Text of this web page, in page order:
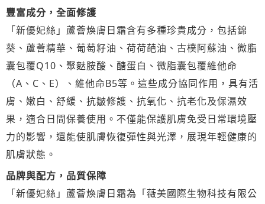
豐富成分，全面修護
「新優妃絲」蘆薈煥膚日霜含有多種珍貴成分，包括錦
葵、蘆薈精華、葡萄籽油、荷荷葩油、古樸阿蘇油、微脂
囊包覆Q10、聚麩胺酸、醣蛋白、微脂囊包覆維他命
（A、C、E）、維他命B5等。這些成分協同作用，具有活
膚、嫩白、舒緩、抗皺修護、抗氧化、抗老化及保濕效
果，適合日間保養使用。不僅能保護肌膚免受日常環境壓
力的影響，還能使肌膚恢復彈性與光澤，展現年輕健康的
肌膚狀態。
品牌與配方，品質保障
「新優妃絲」蘆薈煥膚日霜為「薇美國際生物科技有限公